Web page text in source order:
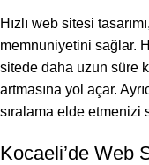
Hızlı web sitesi
memnuniyetini sağlar.
sitede daha uzun süre
artmasına yol açar.
sıralama elde etmenizi
Kocaeli’de Web